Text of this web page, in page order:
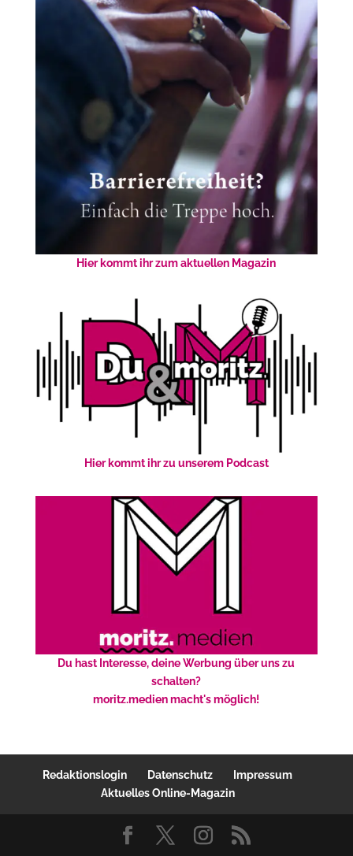
Hier kommt ihr zum aktuellen Magazin
Hier kommt ihr zu unserem Podcast
Du hast Interesse, deine Werbung über uns zu
schalten?
moritz.medien macht's möglich!
Redaktionslogin Datenschutz
Impressum
Aktuelles Online-Magazin